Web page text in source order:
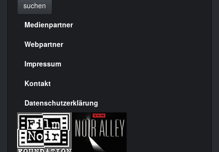
suchen
Menülinks
rechte
Seite
Medienpartner
Webpartner
Impressum
Kontakt
Datenschutzerklärung